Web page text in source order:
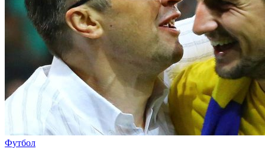
Футбол